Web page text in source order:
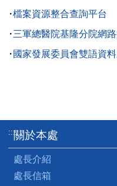
檔案資源整合查詢平台
三軍總醫院基隆分院網
國家發展委員會雙語資
:::關於本處
處長介紹
處長信箱